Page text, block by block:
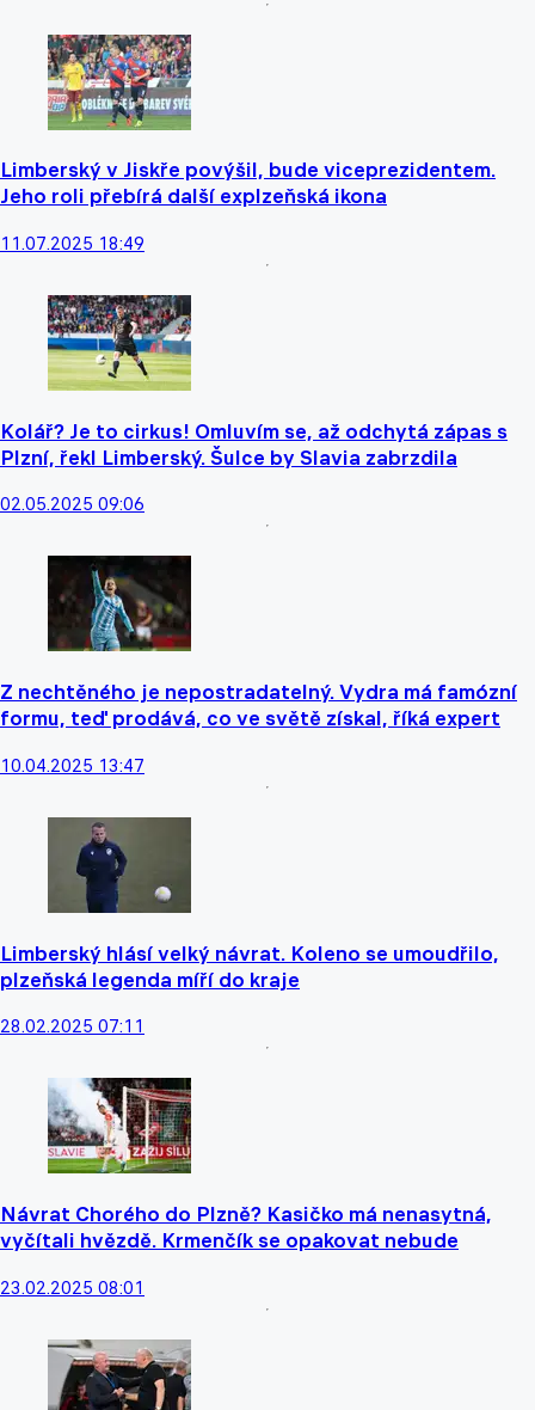
Limberský v Jiskře povýšil, bude viceprezidentem.
Jeho roli přebírá další explzeňská ikona
11.07.2025 18:49
Kolář? Je to cirkus! Omluvím se, až odchytá zápas s
Plzní, řekl Limberský. Šulce by Slavia zabrzdila
02.05.2025 09:06
Z nechtěného je nepostradatelný. Vydra má famózní
formu, teď prodává, co ve světě získal, říká expert
10.04.2025 13:47
Limberský hlásí velký návrat. Koleno se umoudřilo,
plzeňská legenda míří do kraje
28.02.2025 07:11
Návrat Chorého do Plzně? Kasičko má nenasytná,
vyčítali hvězdě. Krmenčík se opakovat nebude
23.02.2025 08:01